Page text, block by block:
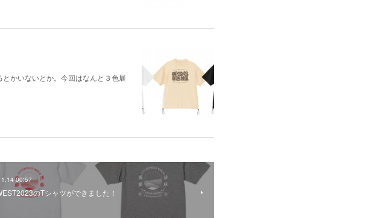
かいないとか。今回はなんと３色展
00:57
のTシャツができました！